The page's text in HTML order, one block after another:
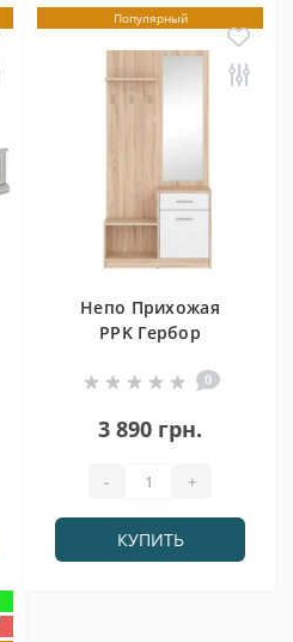
Популярный
Непо Прихожая
PPK Гербор
0
3 890 грн.
- +
КУПИТЬ